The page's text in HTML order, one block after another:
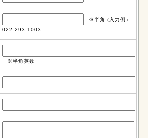
※半角 (入力例）
022-293-1003
※半角英数